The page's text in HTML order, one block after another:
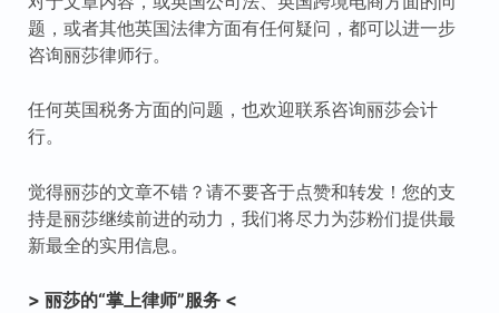
题，或者其他英国法律方面有任何疑问，都可以进一步
咨询丽莎律师行。
任何英国税务方面的问题，也欢迎联系咨询丽莎会计
行。
觉得丽莎的文章不错？请不要吝于点赞和转发！您的支
持是丽莎继续前进的动力，我们将尽力为莎粉们提供最
新最全的实用信息。
> 丽莎的“掌上律师”服务 <